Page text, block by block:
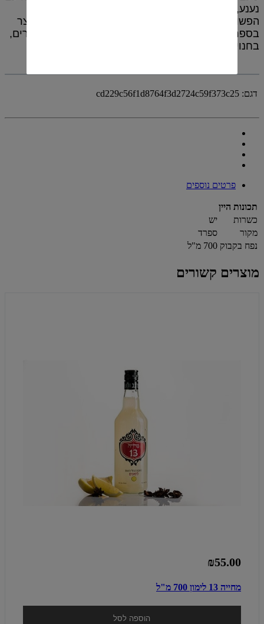
נענע, לימון או קרח וגורם לחיוך בלתי נמנע ! המשקה
הפשוט והייחודי תפס תאוצה בזמן קצר, והיום הוא מיוצר
בספרד ע"פ אותו מתכון ישראלי ביתי וניתן להשיגו בברים,
בחנויות משקאות ורשתות שיווק נבחרות
דגם: cd229c56f1d8764f3d2724c59f373c25
פרטים נוספים
תכונות היין
כשרות
יש
מקור
ספרד
נפח בקבוק 700 מ"ל
מוצרים קשורים
₪55.00
מחייה 13 לימון 700 מ"ל
הוספה לסל